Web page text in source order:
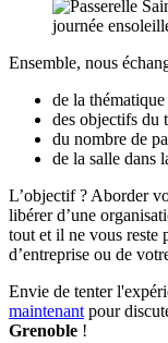
Ensemble, nous
de la
des objectifs du
du nombre de
de la salle dans
L’objectif ? Aborder
libérer d’une
tout et il ne vous reste
d’entreprise ou de
Envie de tenter
maintenant pour
Grenoble !